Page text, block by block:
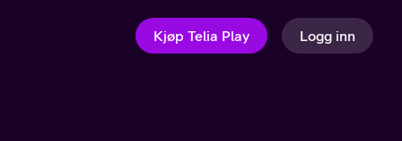
Kjøp Telia Play Logg inn